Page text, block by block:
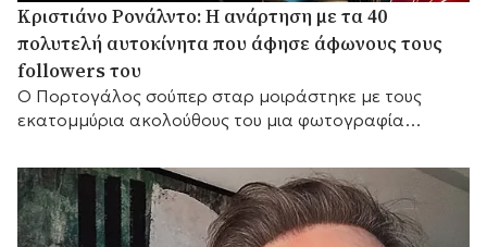
Κριστιάνο Ρονάλντο: Η ανάρτηση με τα 40
πολυτελή αυτοκίνητα που άφησε άφωνους τους
followers του
Ο Πορτογάλος σούπερ σταρ μοιράστηκε με τους
εκατομμύρια ακολούθους του μια φωτογραφία
οποία περιλαμβάνει Ferrari, Bugatti, McLaren και
Mercedes, γράφοντας χαρακτηριστικά: «Τα παιχνίδια
μου».